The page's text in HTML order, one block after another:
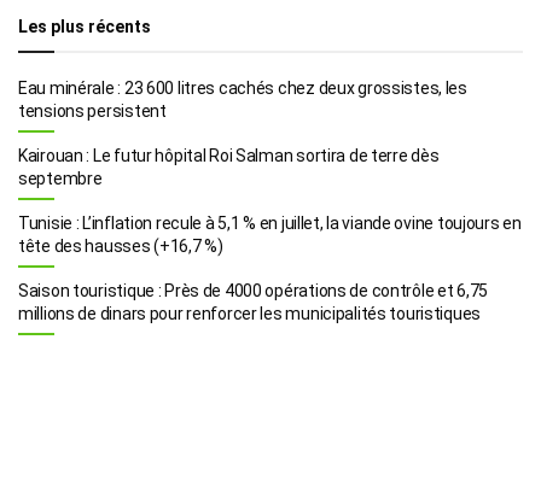
Les plus récents
Eau minérale : 23 600 litres cachés chez deux grossistes, les
tensions persistent
Kairouan : Le futur hôpital Roi Salman sortira de terre dès
septembre
Tunisie : L’inflation recule à 5,1 % en juillet, la viande ovine toujours en
tête des hausses (+16,7 %)
Saison touristique : Près de 4000 opérations de contrôle et 6,75
millions de dinars pour renforcer les municipalités touristiques